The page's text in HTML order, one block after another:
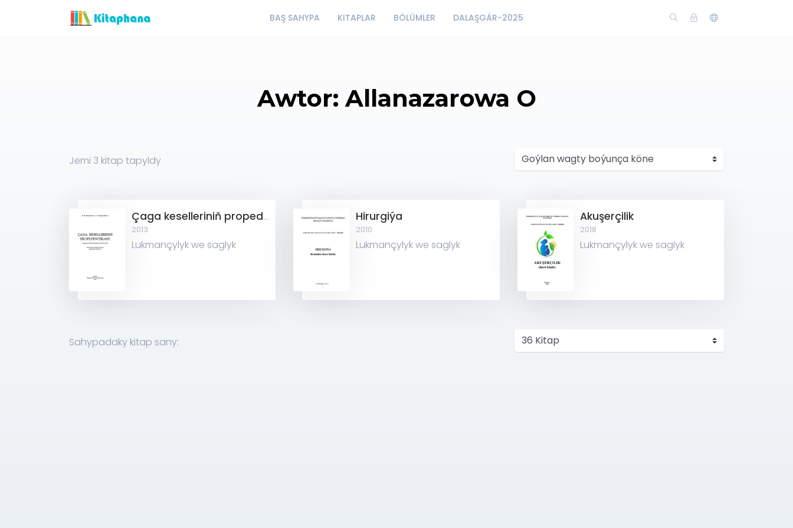
BAŞ SAHYPA KITAPLAR BÖLÜMLER DALAŞGÄR-2025
Awtor: Allanazarowa O
Jemi 3 kitap tapyldy
Çaga keselleriniň propedewtikasy
2013
Lukmançylyk we saglyk
Hirurgiýa
2010
Lukmançylyk we saglyk
Akuşerçilik
2018
Lukmançylyk we saglyk
Sahypadaky kitap sany: